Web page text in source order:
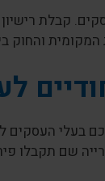
קבלת
המקומית והחוק
בעלי
שם תקבלו